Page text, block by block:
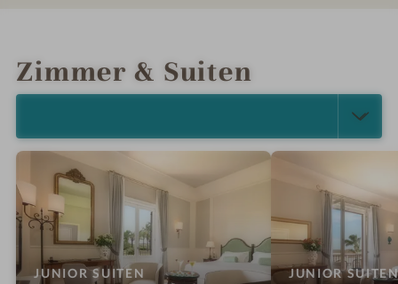
Zimmer & Suiten
JUNIOR SUITEN JUNIOR